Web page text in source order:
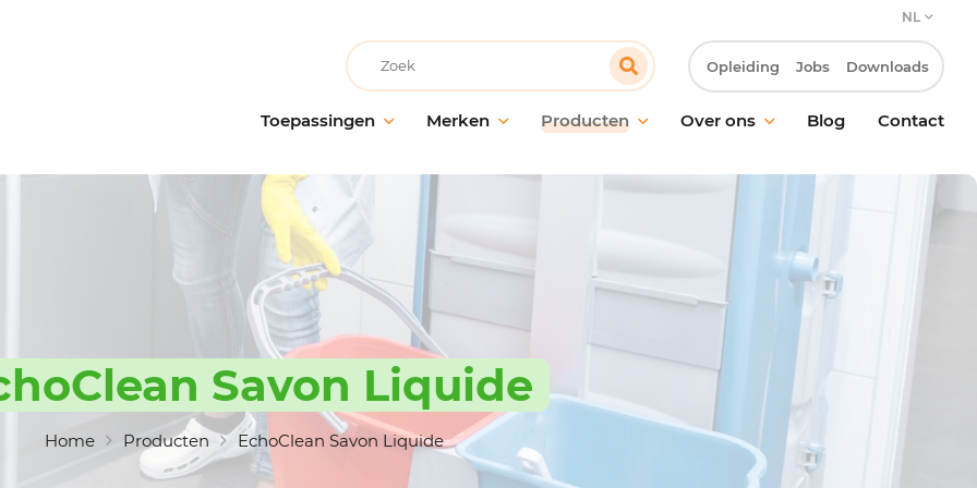
NL
Toepassingen
Facilitair onderhoud
Schoonmaakbedrijven
Medische instellingen
Onderwijsinstellingen
Recreatievoorzieningen
Grootwarenhuizen
Keuken en voedselbereiding
Non-food industrie
Voedingsindustrie
Merken
AllerClean
PolVita
PolBio
PolGreen
PolTech
EchoClean
Caps
Vikan
Producten
Onderhoud van vloeren
Probiotische reiniging
Behandeling van geurtjes
Handhygiëne
Schoonmaakmateriaal en
toebehoren
Over ons
Onze verbintenis
Onze MVO-verbintenissen
Blog Contact
Recherche Opleiding Jobs Downloads
Savon Liquide
Home Producten EchoClean Savon Liquide